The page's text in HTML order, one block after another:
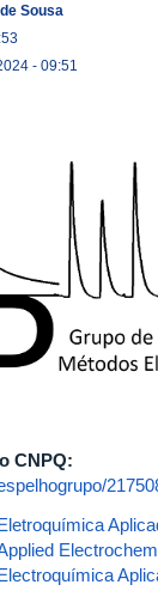
Sousa
- 09:51
CNPQ: